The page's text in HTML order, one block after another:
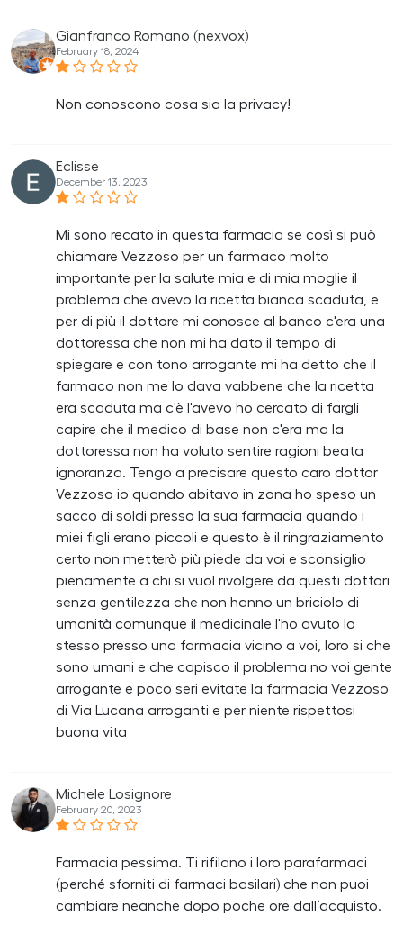
Gianfranco Romano (nexvox)
February 18, 2024
Non conoscono cosa sia la privacy!
Eclisse
December 13, 2023
Mi sono recato in questa farmacia se così si può
chiamare Vezzoso per un farmaco molto
importante per la salute mia e di mia moglie il
problema che avevo la ricetta bianca scaduta, e
per di più il dottore mi conosce al banco c'era una
dottoressa che non mi ha dato il tempo di
spiegare e con tono arrogante mi ha detto che il
farmaco non me lo dava vabbene che la ricetta
era scaduta ma c'è l'avevo ho cercato di fargli
capire che il medico di base non c'era ma la
dottoressa non ha voluto sentire ragioni beata
ignoranza. Tengo a precisare questo caro dottor
Vezzoso io quando abitavo in zona ho speso un
sacco di soldi presso la sua farmacia quando i
miei figli erano piccoli e questo è il ringraziamento
certo non metterò più piede da voi e sconsiglio
pienamente a chi si vuol rivolgere da questi dottori
senza gentilezza che non hanno un briciolo di
umanità comunque il medicinale l'ho avuto lo
stesso presso una farmacia vicino a voi, loro si che
sono umani e che capisco il problema no voi gente
arrogante e poco seri evitate la farmacia Vezzoso
di Via Lucana arroganti e per niente rispettosi
buona vita
Michele Losignore
February 20, 2023
Farmacia pessima. Ti rifilano i loro parafarmaci
(perché sforniti di farmaci basilari) che non puoi
cambiare neanche dopo poche ore dall’acquisto.